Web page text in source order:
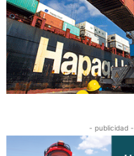
- publicidad -